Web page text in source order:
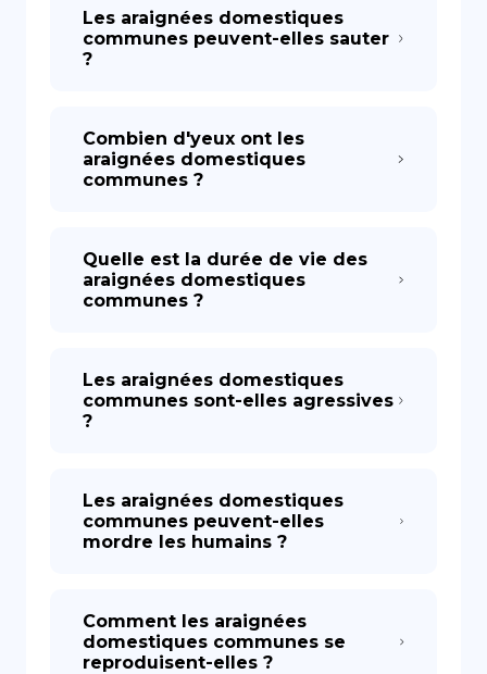
Les araignées domestiques
communes peuvent-elles sauter
?
Combien d'yeux ont les
araignées domestiques
communes ?
Quelle est la durée de vie des
araignées domestiques
communes ?
Les araignées domestiques
communes sont-elles agressives
?
Les araignées domestiques
communes peuvent-elles
mordre les humains ?
Comment les araignées
domestiques communes se
reproduisent-elles ?